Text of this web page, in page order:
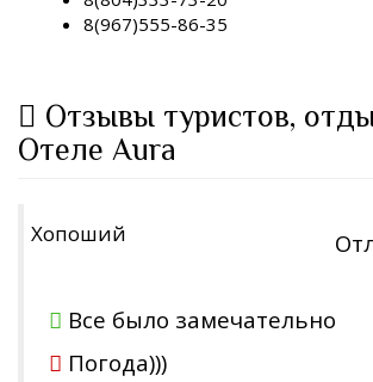
8(967)555-86-35
Отзывы туристов,
Отеле Aura
Хопоший
Все было замечательно
Погода)))